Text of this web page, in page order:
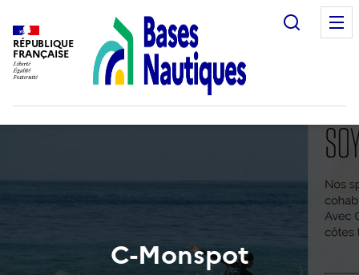
RÉPUBLIQUE
FRANÇAISE
C-Monspot